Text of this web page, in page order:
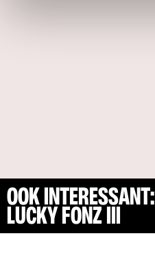
OOK INTERESSANT:
LUCKY FONZ III